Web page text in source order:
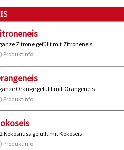
Zitrone gefüllt mit Zitroneneis
Produktinfo
Orange gefüllt mit Orangeneis
Produktinfo
Kokosnuss gefüllt mit Kokoseis
Produktinfo